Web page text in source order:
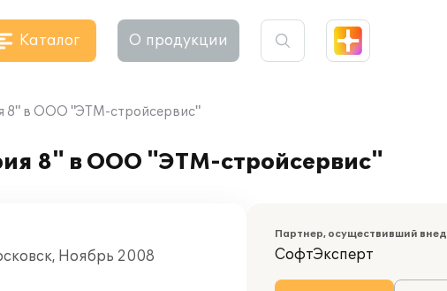
Каталог О продукции
8" в ООО "ЭТМ-стройсервис"
8" в ООО "ЭТМ-стройсервис"
Ноябрь 2008
Партнер, осуществивший
СофтЭксперт